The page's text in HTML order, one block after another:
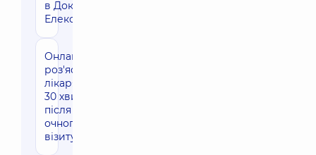
в Доктор
Елекс)
Онлайн-
роз'яснення
лікаря до
30 хвилин
після
очного
візиту